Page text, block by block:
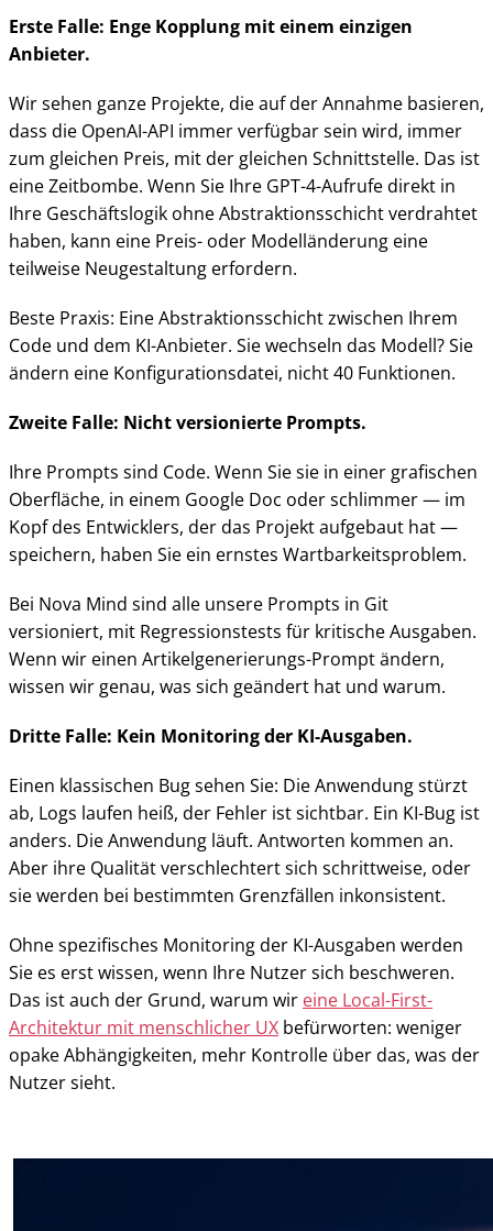
Erste Falle: Enge Kopplung mit einem einzigen
Anbieter.
Wir sehen ganze Projekte, die auf der Annahme basieren,
dass die OpenAI-API immer verfügbar sein wird, immer
zum gleichen Preis, mit der gleichen Schnittstelle. Das ist
eine Zeitbombe. Wenn Sie Ihre GPT-4-Aufrufe direkt in
Ihre Geschäftslogik ohne Abstraktionsschicht verdrahtet
haben, kann eine Preis- oder Modelländerung eine
teilweise Neugestaltung erfordern.
Beste Praxis: Eine Abstraktionsschicht zwischen Ihrem
Code und dem KI-Anbieter. Sie wechseln das Modell? Sie
ändern eine Konfigurationsdatei, nicht 40 Funktionen.
Zweite Falle: Nicht versionierte Prompts.
Ihre Prompts sind Code. Wenn Sie sie in einer grafischen
Oberfläche, in einem Google Doc oder schlimmer — im
Kopf des Entwicklers, der das Projekt aufgebaut hat —
speichern, haben Sie ein ernstes Wartbarkeitsproblem.
Bei Nova Mind sind alle unsere Prompts in Git
versioniert, mit Regressionstests für kritische Ausgaben.
Wenn wir einen Artikelgenerierungs-Prompt ändern,
wissen wir genau, was sich geändert hat und warum.
Dritte Falle: Kein Monitoring der KI-Ausgaben.
Einen klassischen Bug sehen Sie: Die Anwendung stürzt
ab, Logs laufen heiß, der Fehler ist sichtbar. Ein KI-Bug ist
anders. Die Anwendung läuft. Antworten kommen an.
Aber ihre Qualität verschlechtert sich schrittweise, oder
sie werden bei bestimmten Grenzfällen inkonsistent.
Ohne spezifisches Monitoring der KI-Ausgaben werden
Sie es erst wissen, wenn Ihre Nutzer sich beschweren.
Das ist auch der Grund, warum wir eine Local-First-
Architektur mit menschlicher UX befürworten: weniger
opake Abhängigkeiten, mehr Kontrolle über das, was der
Nutzer sieht.